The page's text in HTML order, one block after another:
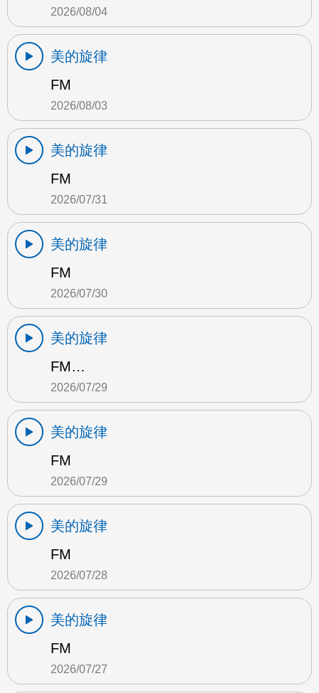
2026/08/04
美的旋律
FM
2026/08/03
美的旋律
FM
2026/07/31
美的旋律
FM
2026/07/30
美的旋律
FM…
2026/07/29
美的旋律
FM
2026/07/29
美的旋律
FM
2026/07/28
美的旋律
FM
2026/07/27